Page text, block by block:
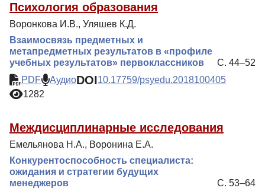
Психология образования
Воронкова И.В., Уляшев К.Д.
Взаимосвязь предметных и
метапредметных результатов в «профиле
учебных результатов» первоклассников
С. 44–52
PDF
АудиоDOI10.17759/psyedu.2018100405
1282
Междисциплинарные исследования
Емельянова Н.А., Воронина Е.А.
Конкурентоспособность специалиста:
ожидания и стратегии будущих
менеджеров
С. 53–64